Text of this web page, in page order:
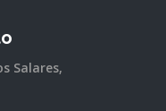
Salares,